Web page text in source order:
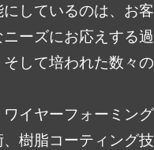
リース
ックとは
皆さまへ
にしているのは、お
ニーズにお応えする
して培われた数々
イヤーフォーミング
、樹脂コーティング